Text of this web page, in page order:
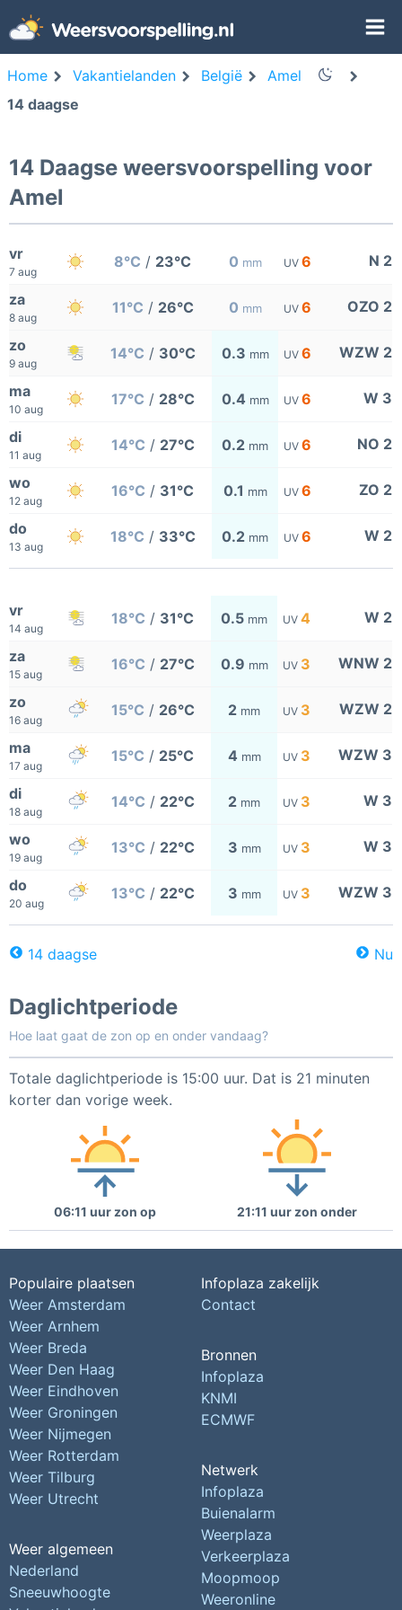
Home Vakantielanden België
Amel
14 daagse
14 Daagse weersvoorspelling voor
Amel
vr
7 aug
8°C / 23°C 0 mm UV 6 N 2
za
8 aug
11°C / 26°C 0 mm UV 6 OZO 2
zo
9 aug
14°C / 30°C 0.3 mm UV 6 WZW 2
ma
10 aug
17°C / 28°C 0.4 mm UV 6 W 3
di
11 aug
14°C / 27°C 0.2 mm UV 6 NO 2
wo
12 aug
16°C / 31°C 0.1 mm UV 6 ZO 2
do
13 aug
18°C / 33°C 0.2 mm UV 6 W 2
vr
14 aug
18°C / 31°C 0.5 mm UV 4 W 2
za
15 aug
16°C / 27°C 0.9 mm UV 3 WNW 2
zo
16 aug
15°C / 26°C 2 mm UV 3 WZW 2
ma
17 aug
15°C / 25°C 4 mm UV 3 WZW 3
di
18 aug
14°C / 22°C 2 mm UV 3 W 3
wo
19 aug
13°C / 22°C 3 mm UV 3 W 3
do
20 aug
13°C / 22°C 3 mm UV 3 WZW 3
14 daagse Nu
Daglichtperiode
Hoe laat gaat de zon op en onder vandaag?
Totale daglichtperiode is 15:00 uur. Dat is 21 minuten
korter dan vorige week.
06:11 uur zon op 21:11 uur zon onder
Populaire plaatsen
Weer Amsterdam
Weer Arnhem
Weer Breda
Weer Den Haag
Weer Eindhoven
Weer Groningen
Weer Nijmegen
Weer Rotterdam
Weer Tilburg
Weer Utrecht
Weer algemeen
Nederland
Sneeuwhoogte
Infoplaza zakelijk
Contact
Bronnen
Infoplaza
KNMI
ECMWF
Netwerk
Infoplaza
Buienalarm
Weerplaza
Verkeerplaza
Moopmoop
Weeronline